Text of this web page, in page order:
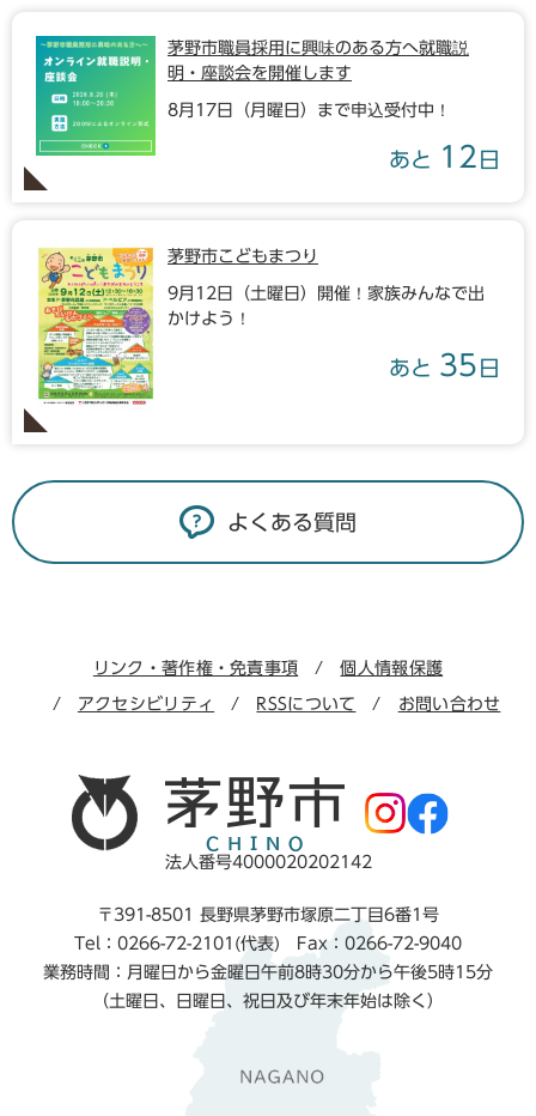
茅野市職員採用に興味のある方へ就職説
明・座談会を開催します
8月17日（月曜日）まで申込受付中！
あと 12 日
茅野市こどもまつり
9月12日（土曜日）開催！家族みんなで出
かけよう！
あと 35 日
よくある質問
リンク・著作権・免責事項 個人情報保護
アクセシビリティ RSSについて お問い合わせ
法人番号4000020202142
〒391-8501 長野県茅野市塚原二丁目6番1号
Tel：0266-72-2101(代表) Fax：0266-72-9040
業務時間：月曜日から金曜日午前8時30分から午後5時15分
（土曜日、日曜日、祝日及び年末年始は除く）